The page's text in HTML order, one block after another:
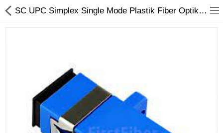
FİBER OPTİK
BAKIR ÜRÜNLER
AĞ ÜRÜNLERİ
SC UPC Simplex Single Mode Plastik Fiber Optik Adaptor